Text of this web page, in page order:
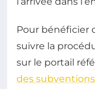
Pour bénéficier
suivre la
sur le portail
des